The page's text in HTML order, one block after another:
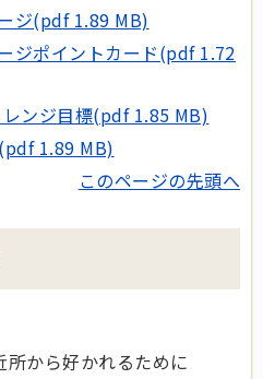
ジ(pdf 1.89 MB)
ジポイントカード(pdf 1.72
ンジ目標(pdf 1.85 MB)
1.89 MB)
このページの先頭へ
所から好かれるために